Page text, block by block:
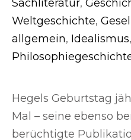
Sachliteratur,
Weltgeschichte,
allgemein, Idealismus,
Hegels Geburtstag
Mal – seine ebenso
berüchtigte